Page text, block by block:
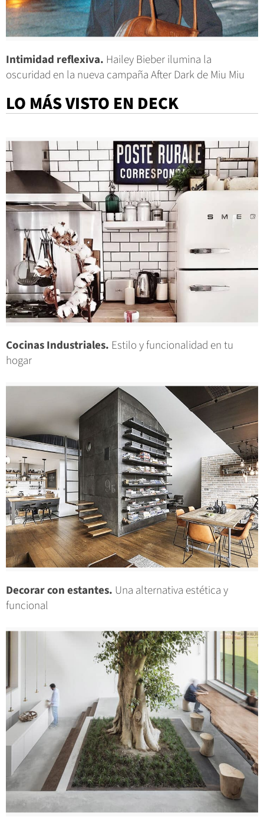
Intimidad reflexiva. Hailey Bieber ilumina la
oscuridad en la nueva campaña After Dark de Miu Miu
LO MÁS VISTO EN DECK
Cocinas Industriales. Estilo y funcionalidad en tu
hogar
Decorar con estantes. Una alternativa estética y
funcional